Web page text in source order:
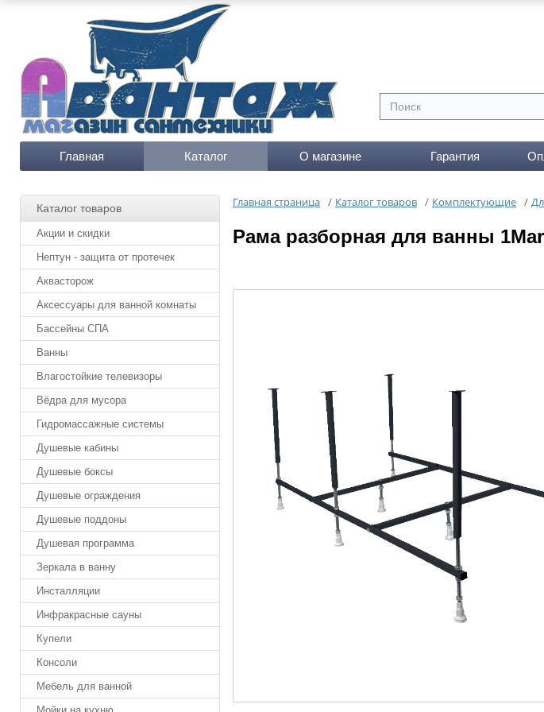
Главная Каталог О магазине Гарантия
Каталог товаров
Акции и скидки
Нептун - защита от протечек
Аквасторож
Аксессуары для ванной комнаты
Бассейны СПА
Ванны
Влагостойкие телевизоры
Вёдра для мусора
Гидромассажные системы
Душевые кабины
Душевые боксы
Душевые ограждения
Душевые поддоны
Душевая программа
Зеркала в ванну
Инсталляции
Инфракрасные сауны
Купели
Консоли
Мебель для ванной
Главная страница / Каталог товаров / Комплектующие /
Рама разборная для ванны